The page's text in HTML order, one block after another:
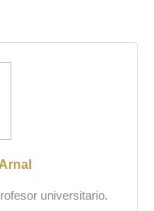
universitario.